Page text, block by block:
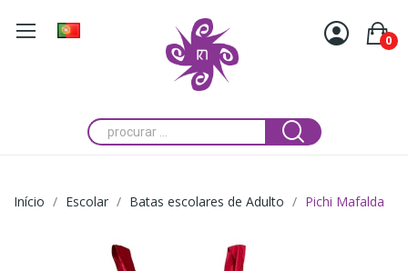
0
Início Escolar Batas escolares de Adulto Pichi Mafalda